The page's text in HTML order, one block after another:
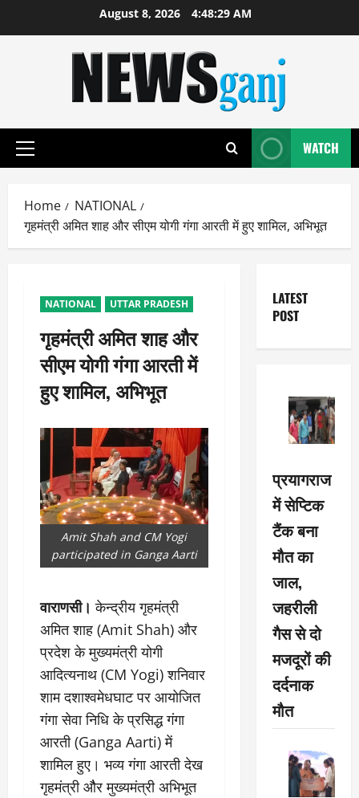
August 8, 2026 4:48:29 AM
Primary
WATCH
Home
NATIONAL
गृहमंत्री अमित शाह और सीएम योगी गंगा आरती में हुए शामिल, अभिभूत
NATIONAL UTTAR PRADESH
गृहमंत्री अमित शाह और
सीएम योगी गंगा आरती में
हुए शामिल, अभिभूत
Amit Shah and CM Yogi
participated in Ganga Aarti
वाराणसी। केन्द्रीय गृहमंत्री
अमित शाह (Amit Shah) और
प्रदेश के मुख्यमंत्री योगी
आदित्यनाथ (CM Yogi) शनिवार
शाम दशाश्वमेधघाट पर आयोजित
गंगा सेवा निधि के प्रसिद्ध गंगा
आरती (Ganga Aarti) में
शामिल हुए। भव्य गंगा आरती देख
गृहमंत्री औैर मुख्यमंत्री अभिभूत
LATEST
POST
प्रयागराज
में सेप्टिक
टैंक बना
मौत का
जाल,
जहरीली
गैस से दो
मजदूरों की
दर्दनाक
मौत